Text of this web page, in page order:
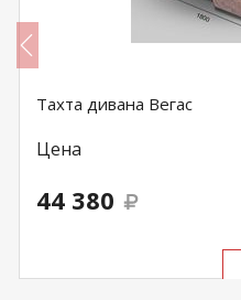
Тахта дивана Вегас
Цена
44 380